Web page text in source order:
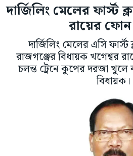
দার্জিলিং মেলের ফার্স্ট
রায়ের
দার্জিলিং মেলের এসি
রাজগঞ্জের বিধায়ক খগেশ্বর
চলন্ত ট্রেনে কুপের দরজা
বিধায়ক।